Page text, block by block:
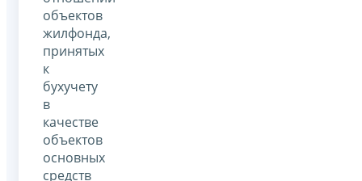
объектов
жилфонда,
принятых
к
бухучету
в
качестве
объектов
основных
средств